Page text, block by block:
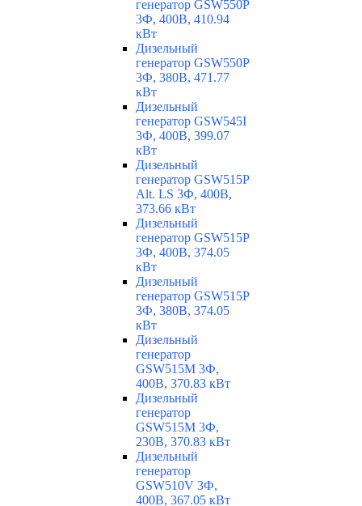
генератор GSW550P
3Ф, 400В, 410.94
кВт
Дизельный
генератор GSW550P
3Ф, 380В, 471.77
кВт
Дизельный
генератор GSW545I
3Ф, 400В, 399.07
кВт
Дизельный
генератор GSW515P
Alt. LS 3Ф, 400В,
373.66 кВт
Дизельный
генератор GSW515P
3Ф, 400В, 374.05
кВт
Дизельный
генератор GSW515P
3Ф, 380В, 374.05
кВт
Дизельный
генератор
GSW515M 3Ф,
400В, 370.83 кВт
Дизельный
генератор
GSW515M 3Ф,
230В, 370.83 кВт
Дизельный
генератор
GSW510V 3Ф,
400В, 367.05 кВт